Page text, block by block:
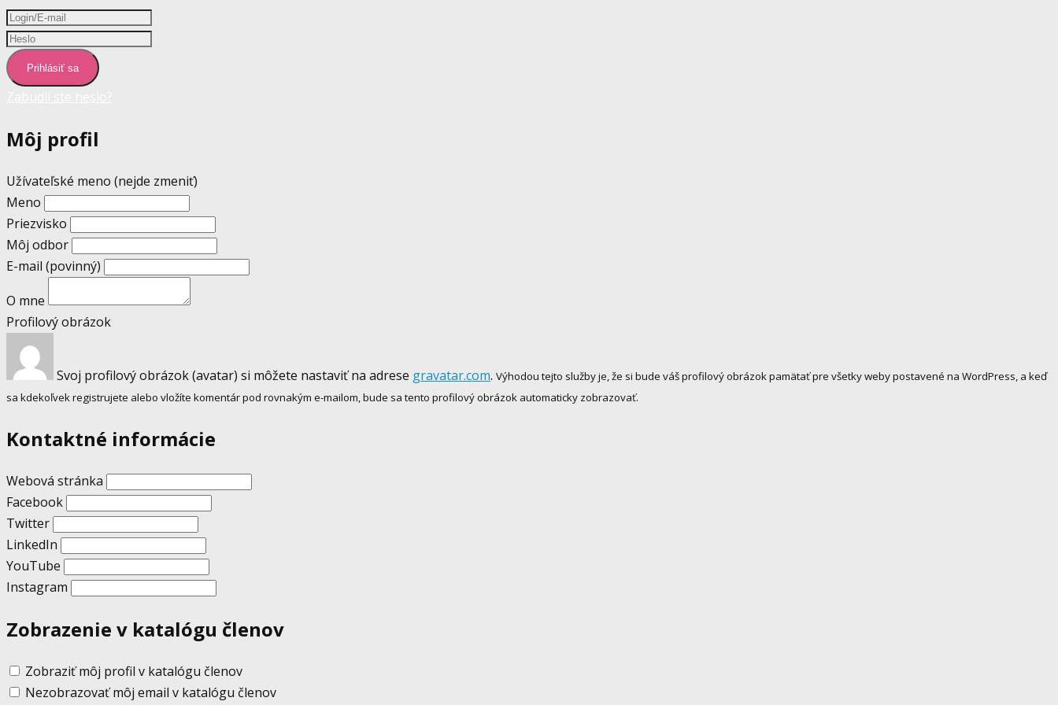
Prihlásiť sa
Môj profil
Užívateľské meno (nejde zmeniť)
Meno
Priezvisko
Môj odbor
E-mail (povinný)
O mne
Profilový obrázok
Svoj profilový obrázok (avatar) si môžete nastaviť na adrese gravatar.com. Výhodou tejto služby je, že si bude váš profilový obrázok pamätať pre všetky weby postavené na WordPress, a keď
sa kdekoľvek registrujete alebo vložíte komentár pod rovnakým e-mailom, bude sa tento profilový obrázok automaticky zobrazovať.
Kontaktné informácie
Webová stránka
Facebook
Twitter
LinkedIn
YouTube
Instagram
Zobrazenie v katalógu členov
Zobraziť môj profil v katalógu členov
Nezobrazovať môj email v katalógu členov